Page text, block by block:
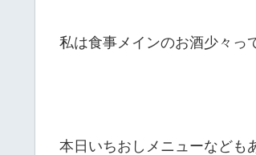
私は食事メインのお酒少々っ
本日いちおしメニューなども